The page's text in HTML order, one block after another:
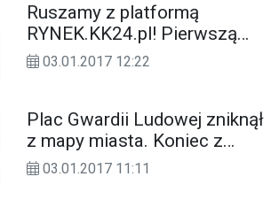
Ruszamy z platformą
RYNEK.KK24.pl! Pierwszą
bazą firm i ofert w
03.01.2017 12:22
Plac Gwardii Ludowej zniknął
z mapy miasta. Koniec z
podwójnym nazewnictwem
03.01.2017 11:11